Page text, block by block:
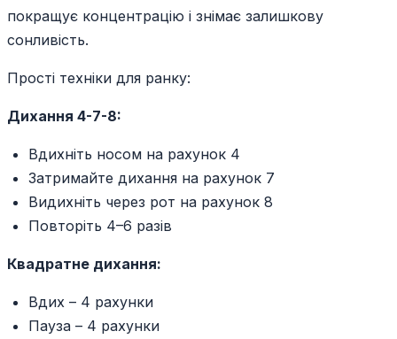
покращує концентрацію і знімає залишкову
сонливість.
Прості техніки для ранку:
Дихання 4-7-8:
Вдихніть носом на рахунок 4
Затримайте дихання на рахунок 7
Видихніть через рот на рахунок 8
Повторіть 4–6 разів
Квадратне дихання:
Вдих – 4 рахунки
Пауза – 4 рахунки